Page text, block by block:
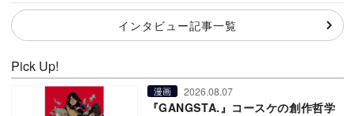
インタビュー記事一覧
Pick Up!
漫画 2026.08.07
『GANGSTA.』コースケの創作哲学